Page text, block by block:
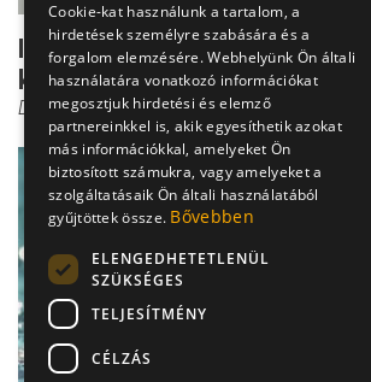
Inkontinencia - így dönt az
kezelést kell vála...
Dr. Fischer Gábor
Cookie-kat használunk a tartalom, a
hirdetések személyre szabására és a
forgalom elemzésére. Webhelyünk Ön általi
használatára vonatkozó információkat
megosztjuk hirdetési és elemző
partnereinkkel is, akik egyesíthetik azokat
más információkkal, amelyeket Ön
biztosított számukra, vagy amelyeket a
szolgáltatásaik Ön általi használatából
gyűjtöttek össze. Bővebben
ELENGEDHETETLENÜL
SZÜKSÉGES
TELJESÍTMÉNY
CÉLZÁS